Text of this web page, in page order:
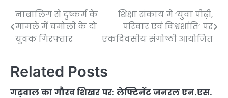
Post
navigation
नाबालिग से दुष्कर्म के
मामले में चमोली के दो
युवक गिरफ्तार
शिक्षा संकाय में ‘युवा पीढ़ी,
परिवार एवं विश्वशांति’ पर
एकदिवसीय संगोष्ठी आयोजित
Related Posts
गढ़वाल का गौरव शिखर पर: लेफ्टिनेंट जनरल एन.एस.